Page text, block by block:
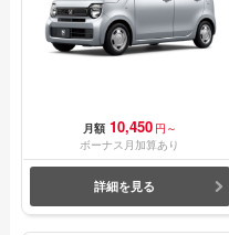
月額 10,450 円～
ボーナス月加算あり
詳細を見る